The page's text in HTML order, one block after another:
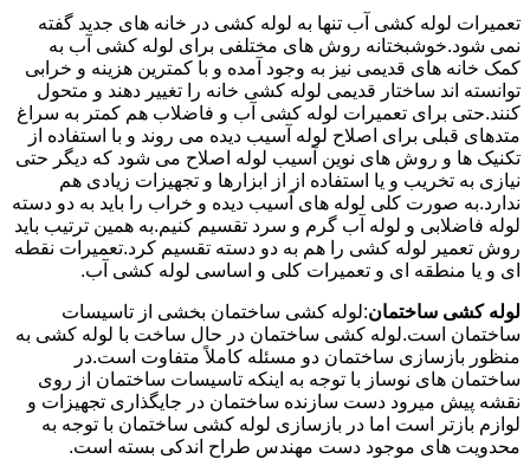
تعمیرات لوله کشی آب تنها به لوله کشی در خانه های جدید گفته
نمی شود.خوشبختانه روش های مختلفی برای لوله کشی آب به
کمک خانه های قدیمی نیز به وجود آمده و با کمترین هزینه و خرابی
توانسته اند ساختار قدیمی لوله کشی خانه را تغییر دهند و متحول
کنند.حتی برای تعمیرات لوله کشی آب و فاضلاب هم کمتر به سراغ
متدهای قبلی برای اصلاح لوله آسیب دیده می روند و با استفاده از
تکنیک ها و روش های نوین آسیب لوله اصلاح می شود که دیگر حتی
نیازی به تخریب و یا استفاده از از ابزارها و تجهیزات زیادی هم
ندارد.به صورت کلی لوله های آسیب دیده و خراب را باید به دو دسته
لوله فاضلابی و لوله آب گرم و سرد تقسیم کنیم.به همین ترتیب باید
روش تعمیر لوله کشی را هم به دو دسته تقسیم کرد.تعمیرات نقطه
ای و یا منطقه ای و تعمیرات کلی و اساسی لوله کشی آب.
لوله کشی ساختمان:لوله کشی ساختمان بخشی از تاسیسات
ساختمان است.لوله کشی ساختمان در حال ساخت با لوله کشی به
منظور بازسازی ساختمان دو مسئله کاملاً متفاوت است.در
ساختمان های نوساز با توجه به اینکه تاسیسات ساختمان از روی
نقشه پیش میرود دست سازنده ساختمان در جایگذاری تجهیزات و
لوازم بازتر است اما در بازسازی لوله کشی ساختمان با توجه به
محدویت های موجود دست مهندس طراح اندکی بسته است.